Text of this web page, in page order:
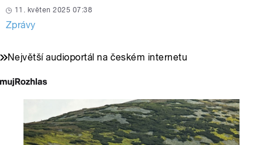
11. květen 2025 07:38
Zprávy
Největší audioportál na českém internetu